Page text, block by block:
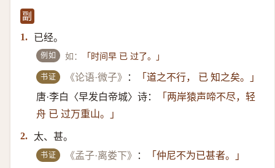
副
1.
已经。
例如 如： 「时间早 已 过了。」
书证 《论语·微子》 ：
「道之不行， 已 知之矣。」
唐·李白〈早发白帝城〉诗：
「两岸猿声啼不尽，轻
舟 已 过万重山。」
2. 太、甚。
书证 《孟子·离娄下》 ：
「仲尼不为已甚者。」